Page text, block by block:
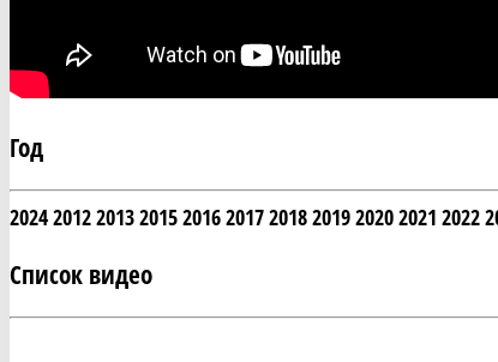
Год
2024201220132015201620172018201920202021 2022
Список видео